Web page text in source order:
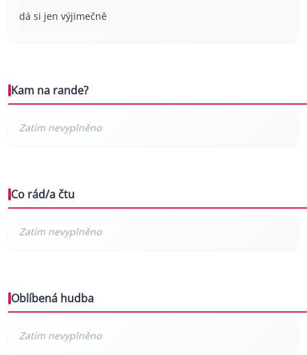
dá si jen výjimečně
Kam na rande?
Co rád/a čtu
Oblíbená hudba